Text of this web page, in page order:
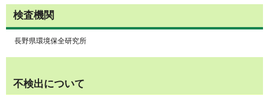
検査機関
長野県環境保全研究所
不検出について